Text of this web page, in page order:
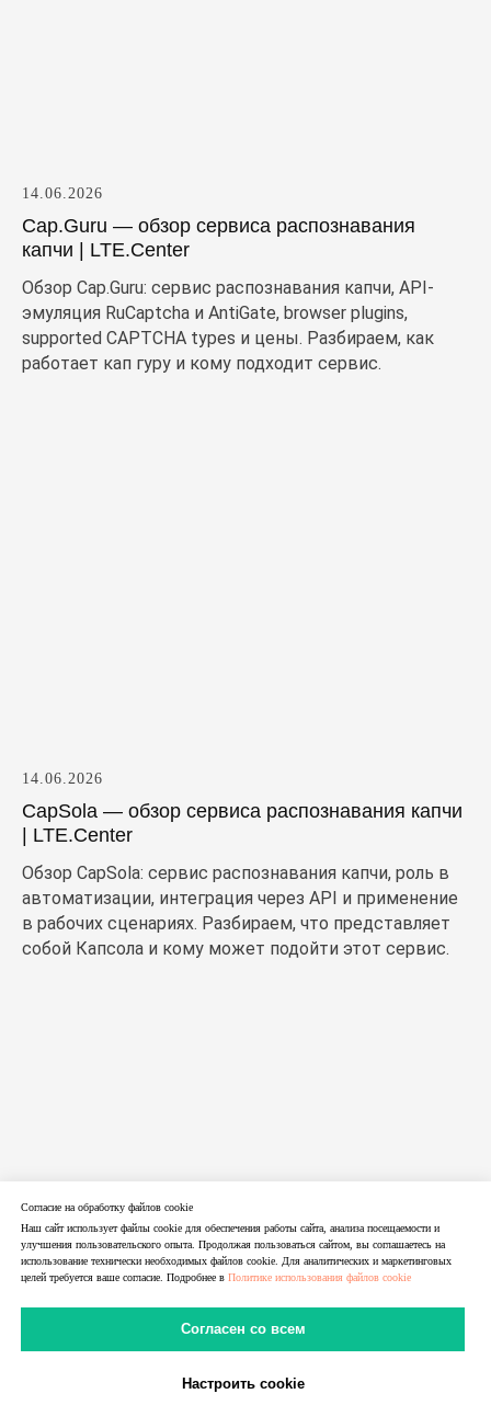
14.06.2026
Cap.Guru — обзор сервиса распознавания
капчи | LTE.Center
Обзор Cap.Guru: сервис распознавания капчи, API-
эмуляция RuCaptcha и AntiGate, browser plugins,
supported CAPTCHA types и цены. Разбираем, как
работает кап гуру и кому подходит сервис.
14.06.2026
CapSola — обзор сервиса распознавания капчи
| LTE.Center
Обзор CapSola: сервис распознавания капчи, роль в
автоматизации, интеграция через API и применение
в рабочих сценариях. Разбираем, что представляет
собой Капсола и кому может подойти этот сервис.
RuCaptcha — обзор сервиса распознавания
Согласие на обработку файлов cookie
Наш сайт использует файлы cookie для обеспечения работы сайта, анализа посещаемости и
улучшения пользовательского опыта. Продолжая пользоваться сайтом, вы соглашаетесь на
использование технически необходимых файлов cookie. Для аналитических и маркетинговых
целей требуется ваше согласие. Подробнее в Политике использования файлов cookie
Согласен со всем
Настроить cookie